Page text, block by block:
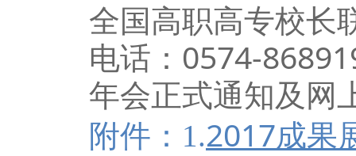
全国高职高专校长
电话：0574-
年会正式通知及网
附件：1.2017成果